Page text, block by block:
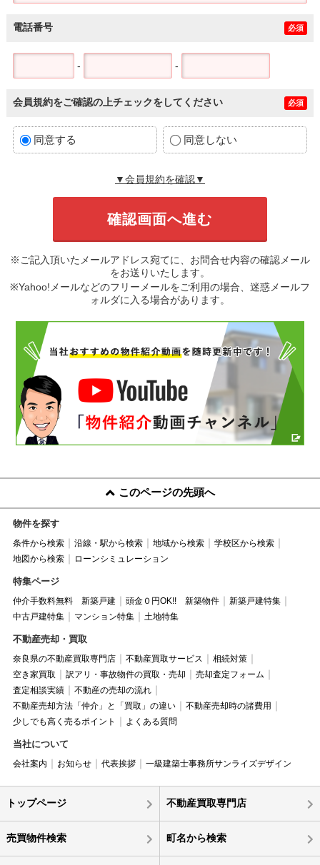
電話番号 必須
- -
会員規約をご確認の上チェックをしてください 必須
同意する 同意しない
▼会員規約を確認▼
※ご記入頂いたメールアドレス宛てに、お問合せ内容の確認メール
をお送りいたします。
※Yahoo!メールなどのフリーメールをご利用の場合、迷惑メールフ
ォルダに入る場合があります。
このページの先頭へ
物件を探す
条件から検索 沿線・駅から検索 地域から検索
学校区から検索
地図から検索
ローンシミュレーション
特集ページ
仲介手数料無料 新築戸建 頭金０円OK!! 新築物件
新築戸建特集
中古戸建特集
マンション特集 土地特集
不動産売却・買取
奈良県の不動産買取専門店 不動産買取サービス
相続対策
空き家買取
訳アリ・事故物件の買取・売却
売却査定フォーム
査定相談実績
不動産の売却の流れ
不動産売却方法「仲介」と「買取」の違い
不動産売却時の諸費用
少しでも高く売るポイント
よくある質問
当社について
会社案内 お知らせ 代表挨拶 一級建築士事務所サンライズデザイン
トップページ 不動産買取専門店
売買物件検索 町名から検索